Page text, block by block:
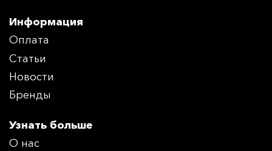
Информация
Оплата
Статьи
Новости
Бренды
Узнать больше
О нас